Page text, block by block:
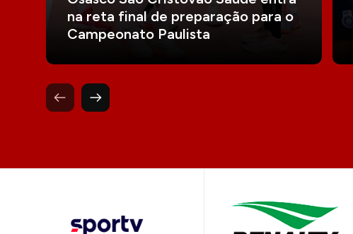
na reta final de preparação para o
Campeonato Paulista